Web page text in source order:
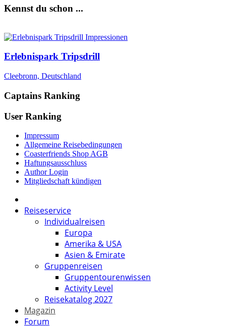
Kennst du schon ...
Erlebnispark Tripsdrill
Cleebronn, Deutschland
Captains Ranking
User Ranking
Impressum
Allgemeine Reisebedingungen
Coasterfriends Shop AGB
Haftungsausschluss
Author Login
Mitgliedschaft kündigen
Reiseservice
Individualreisen
Europa
Amerika & USA
Asien & Emirate
Gruppenreisen
Gruppentourenwissen
Activity Level
Reisekatalog 2027
Magazin
Forum